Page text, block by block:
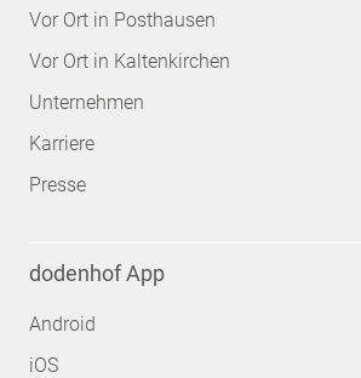
Vor Ort in Posthausen
Vor Ort in Kaltenkirchen
Unternehmen
Karriere
Presse
dodenhof App
Android
iOS